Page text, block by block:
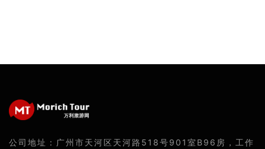
公司地址：广州市天河区天河路518号901室B96房，工作